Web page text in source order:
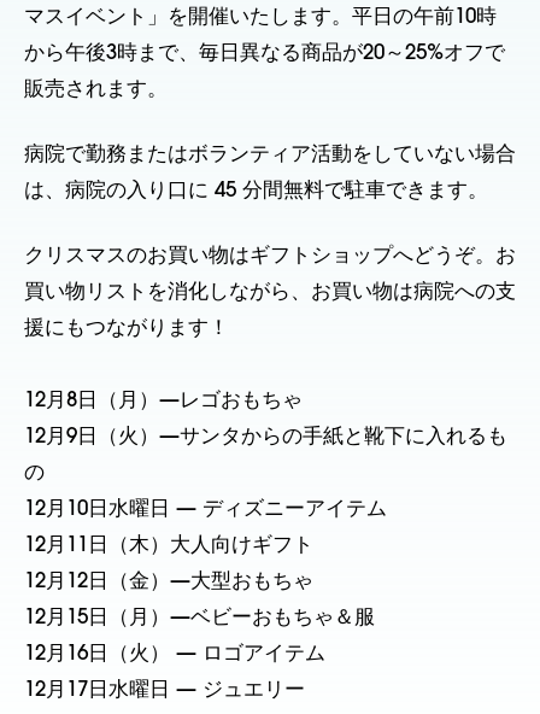
マスイベント」を開催いたします。平日の午前10時
から午後3時まで、毎日異なる商品が20～25%オフで
販売されます。
病院で勤務またはボランティア活動をしていない場合
は、病院の入り口に 45 分間無料で駐車できます。
クリスマスのお買い物はギフトショップへどうぞ。お
買い物リストを消化しながら、お買い物は病院への支
援にもつながります！
12月8日（月）—レゴおもちゃ
12月9日（火）—サンタからの手紙と靴下に入れるも
の
12月10日水曜日 — ディズニーアイテム
12月11日（木）大人向けギフト
12月12日（金）—大型おもちゃ
12月15日（月）—ベビーおもちゃ＆服
12月16日（火） — ロゴアイテム
12月17日水曜日 — ジュエリー